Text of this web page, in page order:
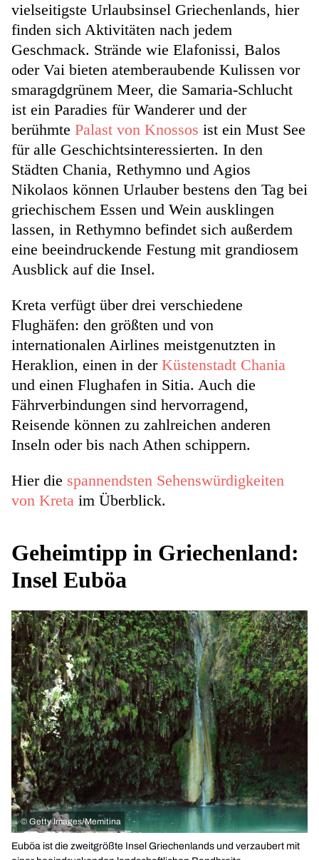
vielseitigste Urlaubsinsel Griechenlands, hier
finden sich Aktivitäten nach jedem
Geschmack. Strände wie Elafonissi, Balos
oder Vai bieten atemberaubende Kulissen vor
smaragdgrünem Meer, die Samaria-Schlucht
ist ein Paradies für Wanderer und der
berühmte Palast von Knossos ist ein Must See
für alle Geschichtsinteressierten. In den
Städten Chania, Rethymno und Agios
Nikolaos können Urlauber bestens den Tag bei
griechischem Essen und Wein ausklingen
lassen, in Rethymno befindet sich außerdem
eine beeindruckende Festung mit grandiosem
Ausblick auf die Insel.
Kreta verfügt über drei verschiedene
Flughäfen: den größten und von
internationalen Airlines meistgenutzten in
Heraklion, einen in der Küstenstadt Chania
und einen Flughafen in Sitia. Auch die
Fährverbindungen sind hervorragend,
Reisende können zu zahlreichen anderen
Inseln oder bis nach Athen schippern.
Hier die spannendsten Sehenswürdigkeiten
von Kreta im Überblick.
Geheimtipp in Griechenland:
Insel Euböa
© Getty Images/Memitina
Euböa ist die zweitgrößte Insel Griechenlands und verzaubert mit